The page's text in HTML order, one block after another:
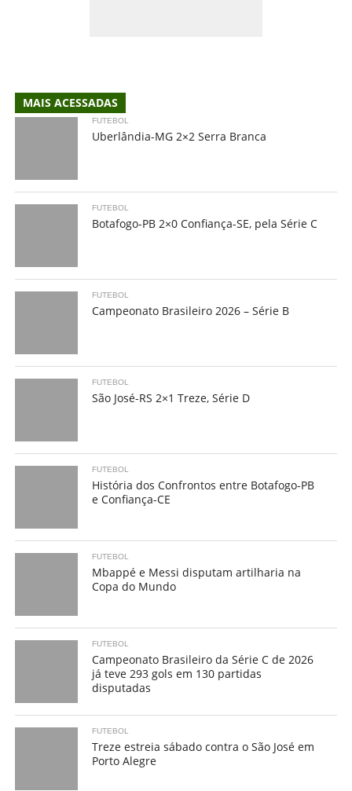
MAIS ACESSADAS
FUTEBOL
Uberlândia-MG 2×2 Serra Branca
FUTEBOL
Botafogo-PB 2×0 Confiança-SE, pela Série C
FUTEBOL
Campeonato Brasileiro 2026 – Série B
FUTEBOL
São José-RS 2×1 Treze, Série D
FUTEBOL
História dos Confrontos entre Botafogo-PB
e Confiança-CE
FUTEBOL
Mbappé e Messi disputam artilharia na
Copa do Mundo
FUTEBOL
Campeonato Brasileiro da Série C de 2026
já teve 293 gols em 130 partidas
disputadas
FUTEBOL
Treze estreia sábado contra o São José em
Porto Alegre